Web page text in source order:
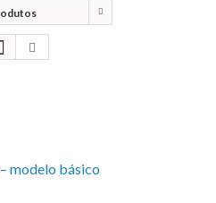
modelo básico